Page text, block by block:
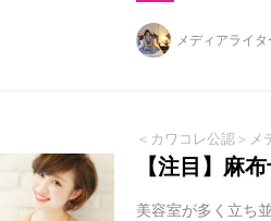
メディアライ
＜カワコレ公認＞メ
【注目】麻
美容室が多く立ち